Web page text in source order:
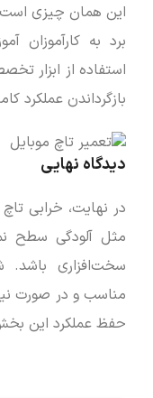
این همان چیزی است
برد به
استفاده از ابزار
بازگرداندن عملکرد
دیدگاه نهایی
در نهایت، خرابی
مثل آلودگی سطح
سخت‌افزاری باشد.
مناسب و در صورت
حفظ عملکرد این